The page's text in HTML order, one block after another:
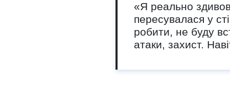
«Я реально
пересувалася у
робити, не буду
атаки, захист.